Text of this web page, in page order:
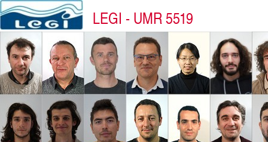
LEGI - UMR 5519